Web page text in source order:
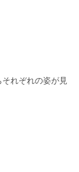
れぞれの姿が見